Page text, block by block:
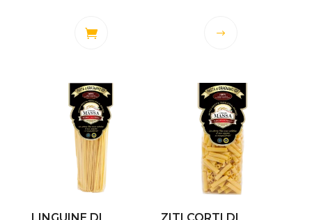
originale
Questo
più
varianti.
Le
opzioni
possono
essere
scelte
nella